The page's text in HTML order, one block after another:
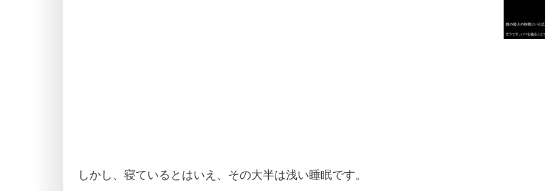
しかし、寝ているとはいえ、その大半は浅い睡眠です。
3